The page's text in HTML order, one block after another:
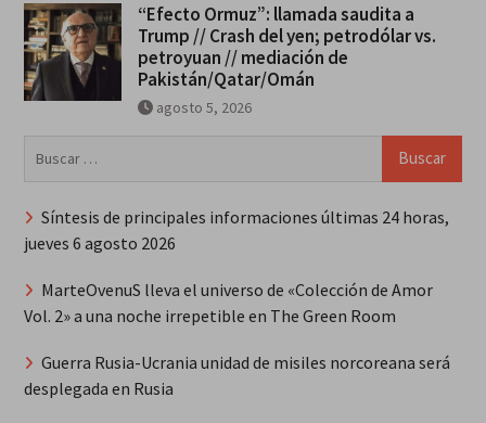
“Efecto Ormuz”: llamada saudita a
Trump // Crash del yen; petrodólar vs.
petroyuan // mediación de
Pakistán/Qatar/Omán
agosto 5, 2026
Síntesis de principales informaciones últimas 24 horas,
jueves 6 agosto 2026
MarteOvenuS lleva el universo de «Colección de Amor
Vol. 2» a una noche irrepetible en The Green Room
Guerra Rusia-Ucrania unidad de misiles norcoreana será
desplegada en Rusia